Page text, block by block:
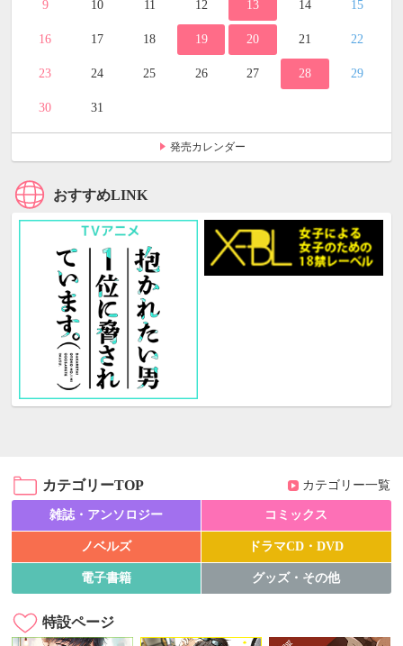
9 10 11 12 13 14 15
16 17 18 19 20 21 22
23 24 25 26 27 28 29
30 31
発売カレンダー
おすすめLINK
カテゴリーTOP カテゴリー一覧
雑誌・アンソロジー コミックス
ノベルズ ドラマCD・DVD
電子書籍 グッズ・その他
特設ページ